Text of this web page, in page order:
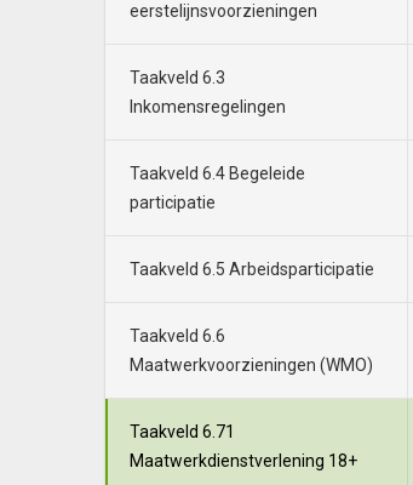
eerstelijnsvoorzieningen
Taakveld 6.3
Inkomensregelingen
Taakveld 6.4 Begeleide
participatie
Taakveld 6.5 Arbeidsparticipatie
Taakveld 6.6
Maatwerkvoorzieningen (WMO)
Taakveld 6.71
Maatwerkdienstverlening 18+